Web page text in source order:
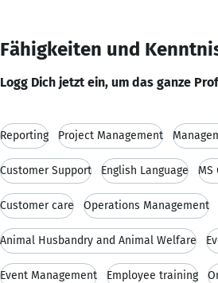
Fähigkeiten und
Logg Dich jetzt ein, um das ganze
Reporting Project Management
Customer Support English Language MS
Customer care Operations Management
Animal Husbandry and Animal Welfare
Event Management Employee training